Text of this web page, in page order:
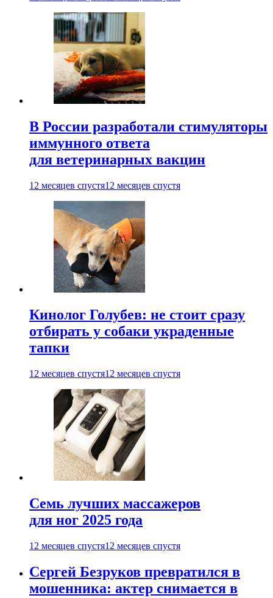
В России разработали стимуляторы
иммунного ответа
для ветеринарных вакцин
12 месяцев спустя12 месяцев спустя
Кинолог Голубев: не стоит сразу
отбирать у собаки украденные
тапки
12 месяцев спустя12 месяцев спустя
Семь лучших массажеров
для ног 2025 года
12 месяцев спустя12 месяцев спустя
Сергей Безруков превратился в
мошенника: актер снимается в